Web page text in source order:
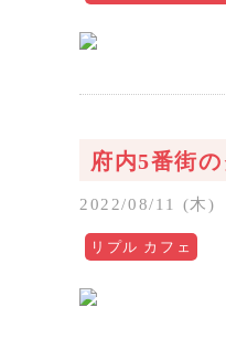
府内5番街
2022/08/11 (木)
リプル カフェ